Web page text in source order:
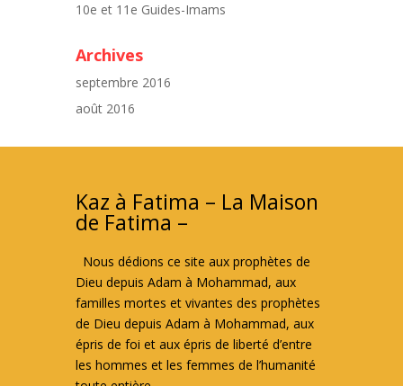
10e et 11e Guides-Imams
Archives
septembre 2016
août 2016
Kaz à Fatima – La Maison
de Fatima –
Nous dédions ce site aux prophètes de
Dieu depuis Adam à Mohammad, aux
familles mortes et vivantes des prophètes
de Dieu depuis Adam à Mohammad, aux
épris de foi et aux épris de liberté d’entre
les hommes et les femmes de l’humanité